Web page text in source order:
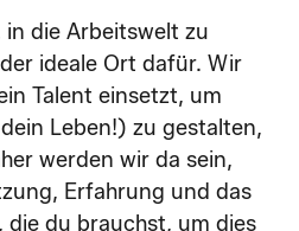
die Arbeitswelt zu
ideale Ort dafür. Wir
Talent einsetzt, um
Leben!) zu gestalten,
werden wir da sein,
Erfahrung und das
die du brauchst, um dies